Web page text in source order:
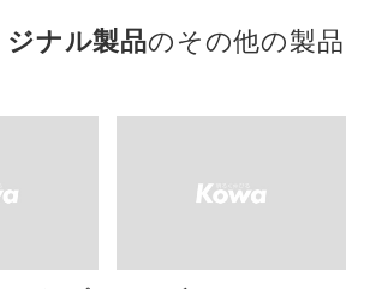
ナル製品のその他の製品